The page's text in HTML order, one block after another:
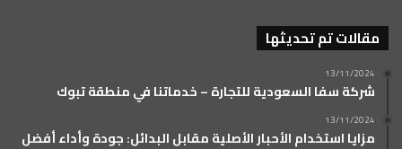
مقالات تم تحديثها
13/11/2024
شركة سفا السعودية للتجارة – خدماتنا في منطقة تبوك
13/11/2024
مزايا استخدام الأحبار الأصلية مقابل البدائل: جودة وأداء أفضل